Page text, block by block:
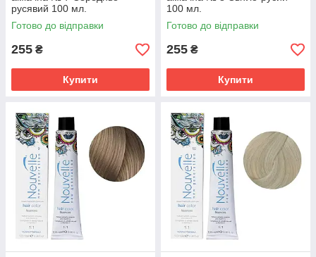
русявий 100 мл.
Готово до відправки
255 ₴
Купити
100 мл.
Готово до відправки
255 ₴
Купити